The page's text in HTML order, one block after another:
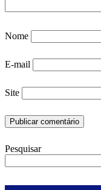
Nome
E-mail
Site
Pesquisar